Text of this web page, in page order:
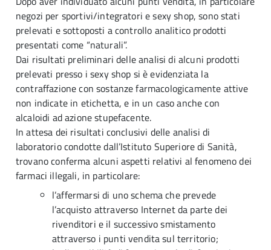
negozi per sportivi/integratori e sexy shop, sono stati
prelevati e sottoposti a controllo analitico prodotti
presentati come “naturali”.
Dai risultati preliminari delle analisi di alcuni prodotti
prelevati presso i sexy shop si è evidenziata la
contraffazione con sostanze farmacologicamente attive
non indicate in etichetta, e in un caso anche con
alcaloidi ad azione stupefacente.
In attesa dei risultati conclusivi delle analisi di
laboratorio condotte dall’Istituto Superiore di Sanità,
trovano conferma alcuni aspetti relativi al fenomeno dei
farmaci illegali, in particolare:
l’affermarsi di uno schema che prevede
l’acquisto attraverso Internet da parte dei
rivenditori e il successivo smistamento
attraverso i punti vendita sul territorio;